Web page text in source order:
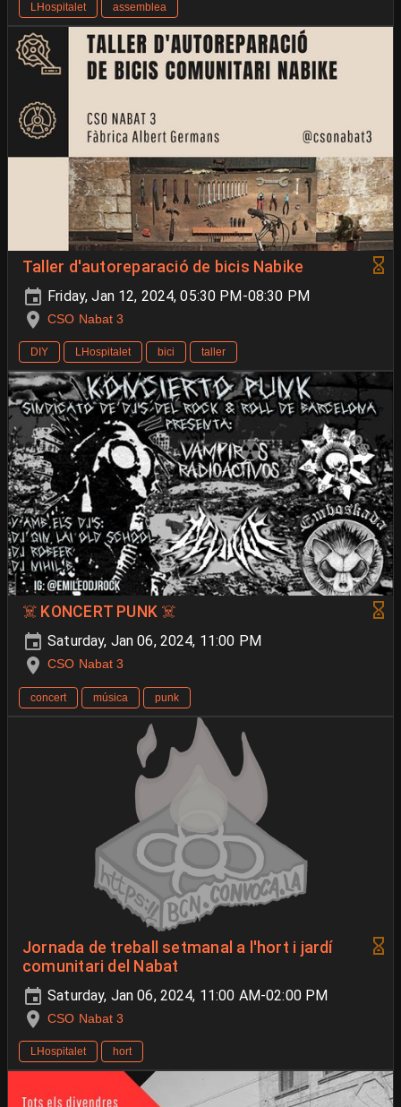
LHospitalet assemblea
Taller d'autoreparació de bicis Nabike
Friday, Jan 12, 2024, 05:30 PM-08:30 PM
CSO Nabat 3
DIY LHospitalet bici taller
☠️ KONCERT PUNK ☠️
Saturday, Jan 06, 2024, 11:00 PM
CSO Nabat 3
concert música punk
Jornada de treball setmanal a l'hort i jardí
comunitari del Nabat
Saturday, Jan 06, 2024, 11:00 AM-02:00 PM
CSO Nabat 3
LHospitalet hort